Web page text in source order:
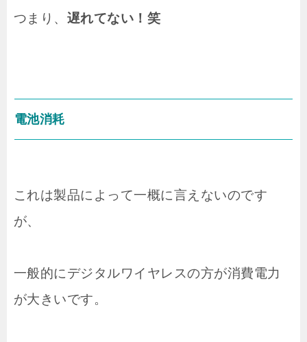
つまり、 遅れてない！笑
電池消耗
これは製品によって一概に言えないのです
が、
一般的にデジタルワイヤレスの方が消費電力
が大きいです。